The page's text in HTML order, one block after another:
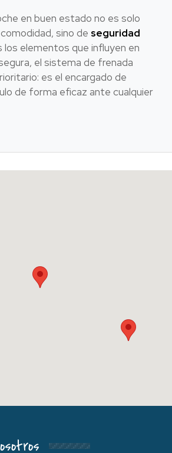
en buen estado no es solo
sino de seguridad
los elementos que influyen en
el sistema de frenada
es el encargado de
de forma eficaz ante cualquier